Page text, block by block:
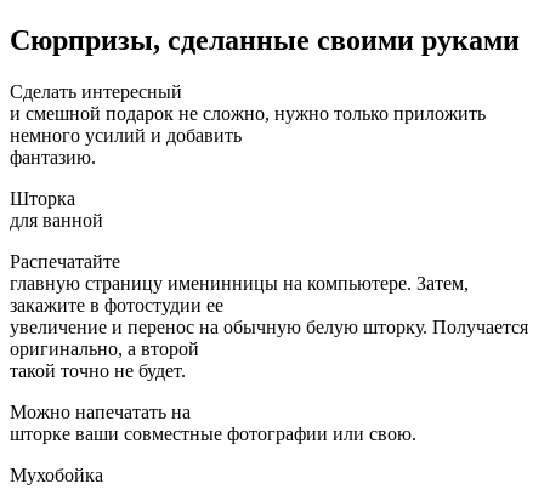
Сюрпризы, сделанные своими руками
Сделать интересный
и смешной подарок не сложно, нужно только приложить
немного усилий и добавить
фантазию.
Шторка
для ванной
Распечатайте
главную страницу именинницы на компьютере. Затем,
закажите в фотостудии ее
увеличение и перенос на обычную белую шторку. Получается
оригинально, а второй
такой точно не будет.
Можно напечатать на
шторке ваши совместные фотографии или свою.
Мухобойка